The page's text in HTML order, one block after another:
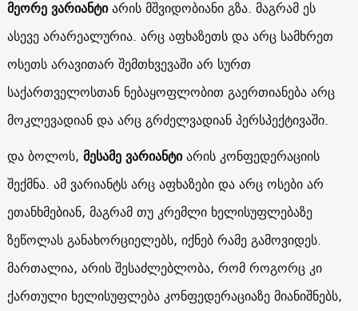
მეორე ვარიანტიარის მშვიდობიანი გზა. მაგრამ ეს
ასევე არარეალურია. არც აფხაზეთს და არც სამხრეთ
ოსეთს არავითარ შემთხვევაში არ სურთ
საქართველოსთან ნებაყოფლობით გაერთიანება არც
მოკლევადიან და არც გრძელვადიან პერსპექტივაში.
და ბოლოს, მესამე ვარიანტიარის კონფედერაციის
შექმნა. ამ ვარიანტს არც აფხაზები და არც ოსები არ
ეთანხმებიან, მაგრამ თუ კრემლი ხელისუფლებაზე
ზეწოლას განახორციელებს, იქნებ რამე გამოვიდეს.
მართალია, არის შესაძლებლობა, რომ როგორც კი
ქართული ხელისუფლება კონფედერაციაზე მიანიშნებს,